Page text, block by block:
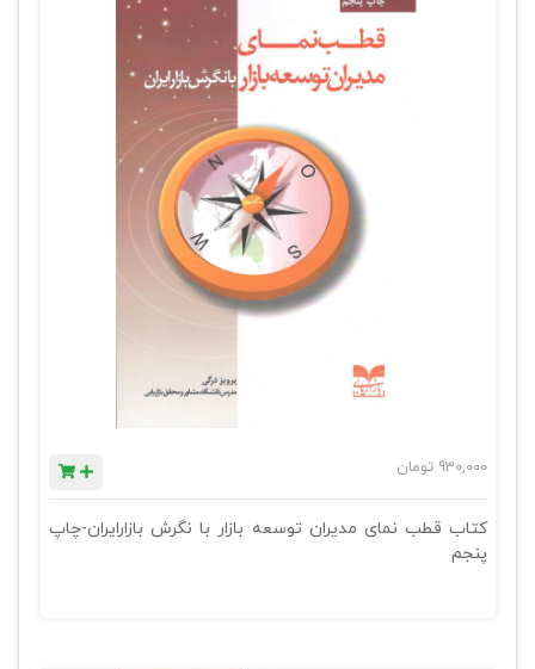
930,000 تومان
کتاب قطب نمای مدیران توسعه بازار با نگرش بازارایران-چاپ
پنجم